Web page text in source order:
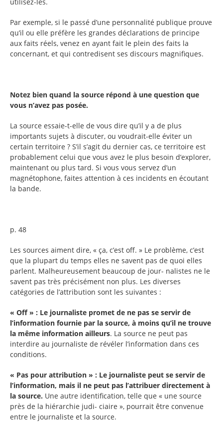
Par exemple, si le passé d’une personnalité publique prouve
qu’il ou elle préfère les grandes déclarations de principe
aux faits réels, venez en ayant fait le plein des faits la
concernant, et qui contredisent ses discours magnifiques.
Notez bien quand la source répond à une question que
vous n’avez pas posée.
La source essaie-t-elle de vous dire qu’il y a de plus
importants sujets à discuter, ou voudrait-elle éviter un
certain territoire ? S’il s’agit du dernier cas, ce territoire est
probablement celui que vous avez le plus besoin d’explorer,
maintenant ou plus tard. Si vous vous servez d’un
magnétophone, faites attention à ces incidents en écoutant
la bande.
p. 48
Les sources aiment dire, « ça, c’est off. » Le problème, c’est
que la plupart du temps elles ne savent pas de quoi elles
parlent. Malheureusement beaucoup de jour- nalistes ne le
savent pas très précisément non plus. Les diverses
catégories de l’attribution sont les suivantes :
« Off » : Le journaliste promet de ne pas se servir de
l’information fournie par la source, à moins qu’il ne trouve
la même information ailleurs. La source ne peut pas
interdire au journaliste de révéler l’information dans ces
conditions.
« Pas pour attribution » : Le journaliste peut se servir de
l’information, mais il ne peut pas l’attribuer directement à
la source. Une autre identification, telle que « une source
près de la hiérarchie judi- ciaire », pourrait être convenue
entre le journaliste et la source.